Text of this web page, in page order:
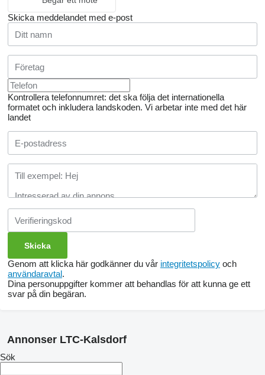
Skicka meddelandet med e-post
Kontrollera telefonnumret: det ska följa det internationella
formatet och inkludera landskoden. Vi arbetar inte med det här
landet
Genom att klicka här godkänner du vår integritetspolicy och
användaravtal.
Dina personuppgifter kommer att behandlas för att kunna ge ett
svar på din begäran.
Annonser LTC-Kalsdorf
Sök